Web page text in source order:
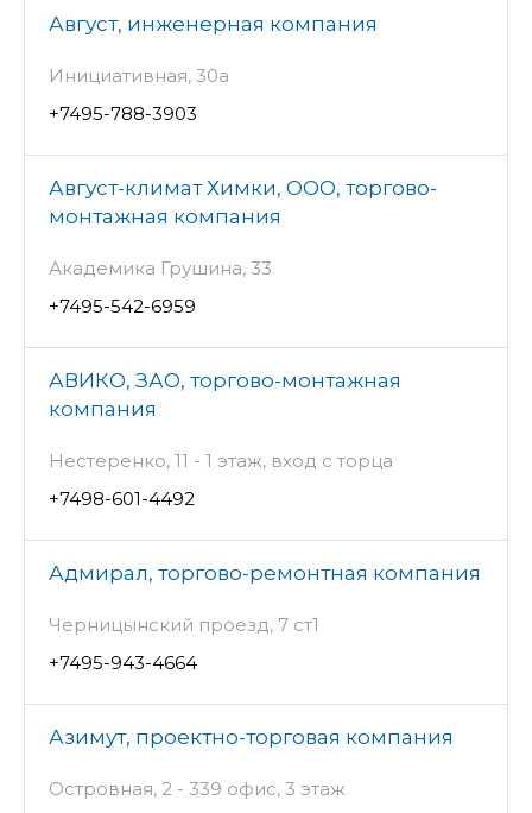
Август, инженерная компания
Инициативная, 30а
+7495-788-3903
Август-климат Химки, ООО, торгово-
монтажная компания
Академика Грушина, 33
+7495-542-6959
АВИКО, ЗАО, торгово-монтажная
компания
Нестеренко, 11 - 1 этаж, вход с торца
+7498-601-4492
Адмирал, торгово-ремонтная компания
Черницынский проезд, 7 ст1
+7495-943-4664
Азимут, проектно-торговая компания
Островная, 2 - 339 офис, 3 этаж